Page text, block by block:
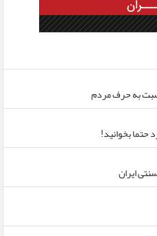
به حرف مردم
بخوانید!
ایران